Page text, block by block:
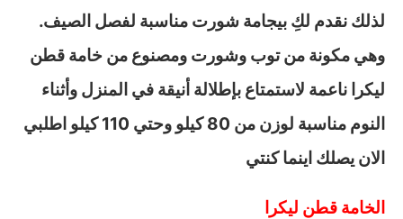
لذلك نقدم لكِ بيجامة شورت مناسبة لفصل الصيف.
وهي مكونة من توب وشورت ومصنوع من خامة قطن
ليكرا ناعمة لاستمتاع بإطلالة أنيقة في المنزل وأثناء
النوم مناسبة لوزن من 80 كيلو وحتي 110 كيلو اطلبي
الان يصلك اينما كنتي
الخامة قطن ليكرا